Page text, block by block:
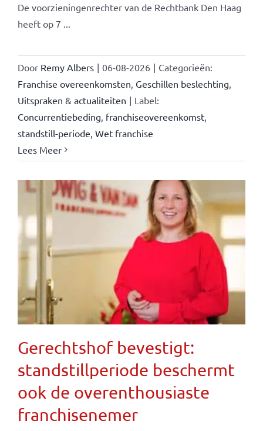
De voorzieningenrechter van de Rechtbank Den Haag
heeft op 7 ...
Door Remy Albers | 06-08-2026 | Categorieën:
Franchise overeenkomsten Geschillen beslechting
Uitspraken & actualiteiten | Label:
Concurrentiebeding franchiseovereenkomst,
standstill-periode Wet franchise
Lees Meer
Gerechtshof bevestigt:
standstillperiode beschermt
ook de overenthousiaste
franchisenemer